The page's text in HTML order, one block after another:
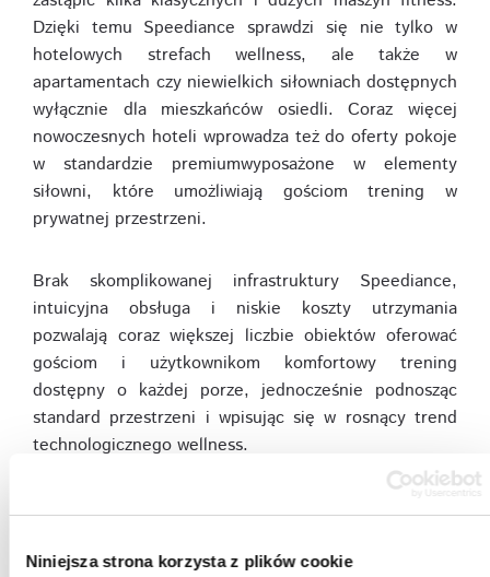
Niniejsza strona korzysta z plików cookie
Dzięki temu Speediance sprawdzi się nie tylko w
hotelowych strefach wellness, ale także w
apartamentach czy niewielkich siłowniach dostępnych
wyłącznie dla mieszkańców osiedli. Coraz więcej
nowoczesnych hoteli wprowadza też do oferty pokoje
w standardzie premiumwyposażone w elementy
siłowni, które umożliwiają gościom trening w
prywatnej przestrzeni.
Brak skomplikowanej infrastruktury Speediance,
intuicyjna obsługa i niskie koszty utrzymania
pozwalają coraz większej liczbie obiektów oferować
gościom i użytkownikom komfortowy trening
dostępny o każdej porze, jednocześnie podnosząc
standard przestrzeni i wpisując się w rosnący trend
technologicznego wellness.
2.